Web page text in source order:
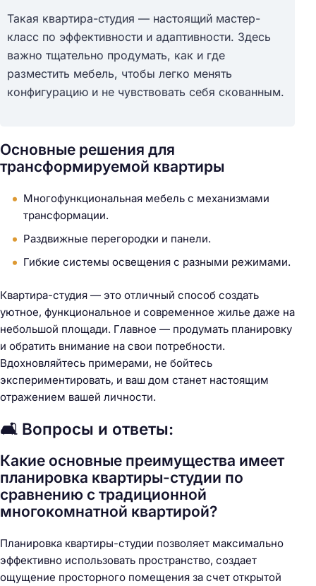
Такая квартира-студия — настоящий мастер-
класс по эффективности и адаптивности. Здесь
важно тщательно продумать, как и где
разместить мебель, чтобы легко менять
конфигурацию и не чувствовать себя скованным.
Основные решения для
трансформируемой квартиры
Многофункциональная мебель с механизмами
трансформации.
Раздвижные перегородки и панели.
Гибкие системы освещения с разными режимами.
Квартира-студия — это отличный способ создать
уютное, функциональное и современное жилье даже на
небольшой площади. Главное — продумать планировку
и обратить внимание на свои потребности.
Вдохновляйтесь примерами, не бойтесь
экспериментировать, и ваш дом станет настоящим
отражением вашей личности.
🛋️ Вопросы и ответы:
Какие основные преимущества имеет
планировка квартиры-студии по
сравнению с традиционной
многокомнатной квартирой?
Планировка квартиры-студии позволяет максимально
эффективно использовать пространство, создает
ощущение просторного помещения за счет открытой
а
й
: